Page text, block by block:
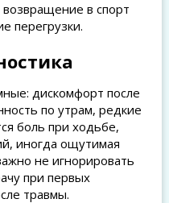
в спорт
перегрузки.
дискомфорт после
по утрам, редкие
боль при ходьбе,
иногда ощутимая
не игнорировать
при первых
травмы.